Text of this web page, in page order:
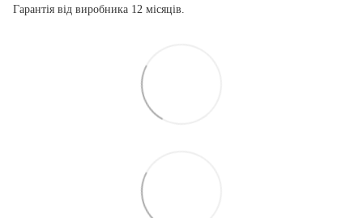
Гарантія від виробника 12 місяців.